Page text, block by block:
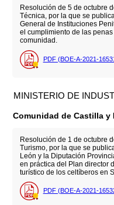
Resolución de 5 de octubre
Técnica, por la que se
General de Instituciones
el cumplimiento de las
comunidad.
PDF (BOE-A-2021-
MINISTERIO DE
Comunidad de Castilla y
Resolución de 1 de octubre
Turismo, por la que se
León y la Diputación
en práctica del Plan director
turístico de los celtíberos en
PDF (BOE-A-2021-